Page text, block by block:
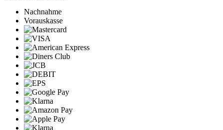
Nachnahme
Vorauskasse